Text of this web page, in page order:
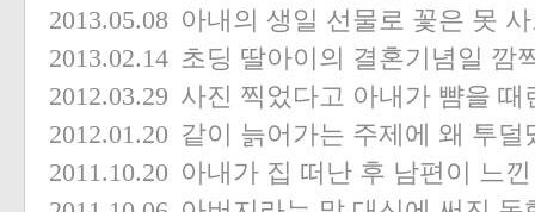
2013.05.08 아내의 생일 선물로 꽃은 못
2013.02.14 초딩 딸아이의 결혼기념일 깜
2012.03.29 사진 찍었다고 아내가 뺨을 때
2012.01.20 같이 늙어가는 주제에 왜 투덜
2011.10.20 아내가 집 떠난 후 남편이 느